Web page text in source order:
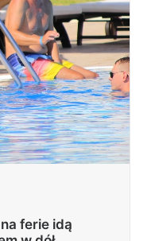
ferie idą